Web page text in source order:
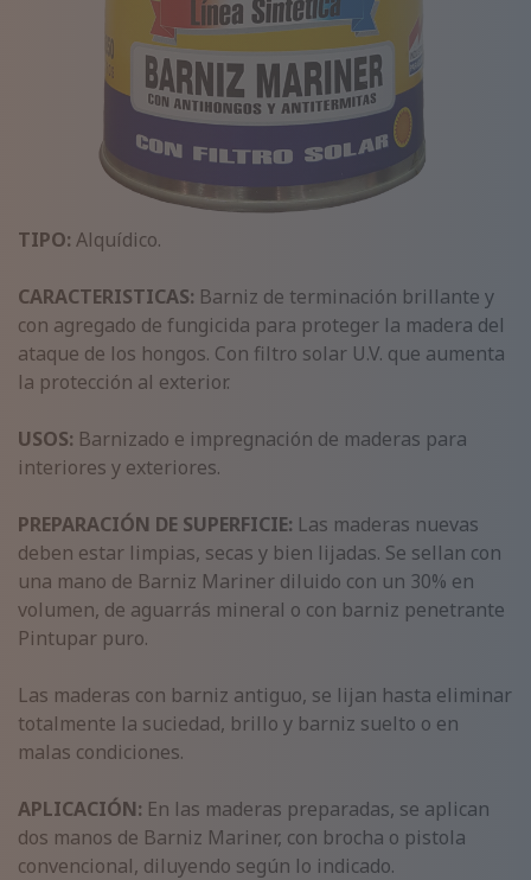
TIPO: Alquídico.
CARACTERISTICAS: Barniz de terminación brillante y
con agregado de fungicida para proteger la madera del
ataque de los hongos. Con filtro solar U.V. que aumenta
la protección al exterior.
USOS: Barnizado e impregnación de maderas para
interiores y exteriores.
PREPARACIÓN DE SUPERFICIE: Las maderas nuevas
deben estar limpias, secas y bien lijadas. Se sellan con
una mano de Barniz Mariner diluido con un 30% en
volumen, de aguarrás mineral o con barniz penetrante
Pintupar puro.
Las maderas con barniz antiguo, se lijan hasta eliminar
totalmente la suciedad, brillo y barniz suelto o en
malas condiciones.
APLICACIÓN: En las maderas preparadas, se aplican
dos manos de Barniz Mariner, con brocha o pistola
convencional, diluyendo según lo indicado.